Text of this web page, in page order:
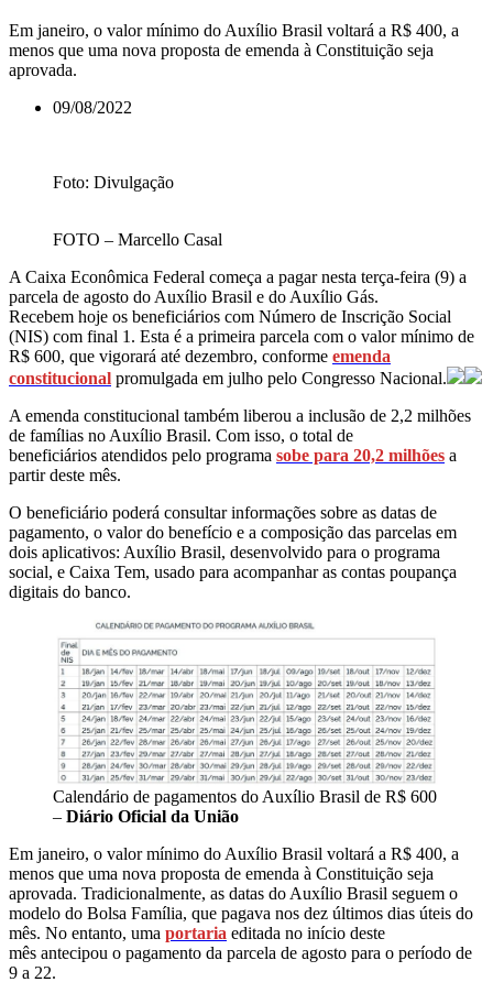
Em janeiro, o valor mínimo do Auxílio Brasil voltará a R$ 400, a
menos que uma nova proposta de emenda à Constituição seja
aprovada.
09/08/2022
Foto: Divulgação
FOTO – Marcello Casal
A Caixa Econômica Federal começa a pagar nesta terça-feira (9) a
parcela de agosto do Auxílio Brasil e do Auxílio Gás.
Recebem hoje os beneficiários com Número de Inscrição Social
(NIS) com final 1. Esta é a primeira parcela com o valor mínimo de
R$ 600, que vigorará até dezembro, conforme emenda
constitucional promulgada em julho pelo Congresso Nacional.
A emenda constitucional também liberou a inclusão de 2,2 milhões
de famílias no Auxílio Brasil. Com isso, o total de
beneficiários atendidos pelo programa sobe para 20,2 milhões a
partir deste mês.
O beneficiário poderá consultar informações sobre as datas de
pagamento, o valor do benefício e a composição das parcelas em
dois aplicativos: Auxílio Brasil, desenvolvido para o programa
social, e Caixa Tem, usado para acompanhar as contas poupança
digitais do banco.
Calendário de pagamentos do Auxílio Brasil de R$ 600
– Diário Oficial da União
Em janeiro, o valor mínimo do Auxílio Brasil voltará a R$ 400, a
menos que uma nova proposta de emenda à Constituição seja
aprovada. Tradicionalmente, as datas do Auxílio Brasil seguem o
modelo do Bolsa Família, que pagava nos dez últimos dias úteis do
mês. No entanto, uma portaria editada no início deste
mês antecipou o pagamento da parcela de agosto para o período de
9 a 22.